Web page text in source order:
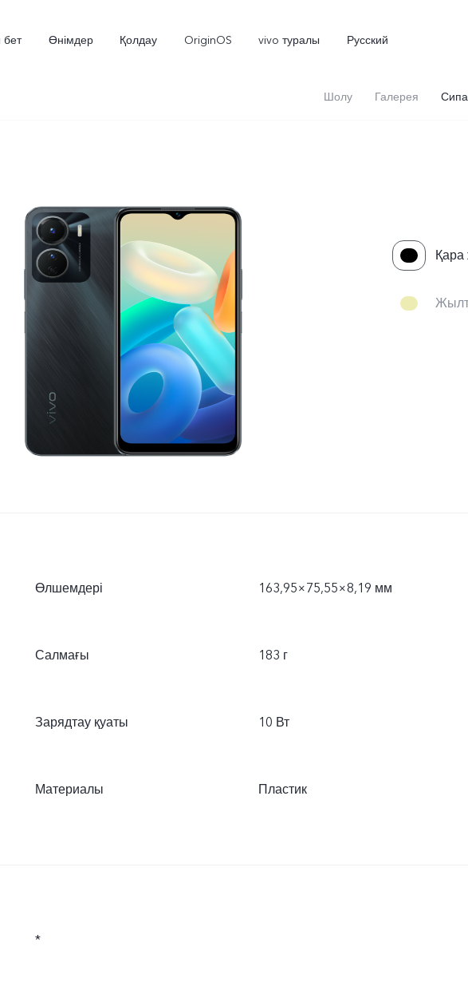
бет Өнімдер Қолдау OriginOS vivo туралы Русский
V70 5G X300 Pro
Шолу Галерея
Өлшемдері 163,95×75,55×8,19 мм
Салмағы 183 г
Зарядтау қуаты 10 Вт
Материалы Пластик
*